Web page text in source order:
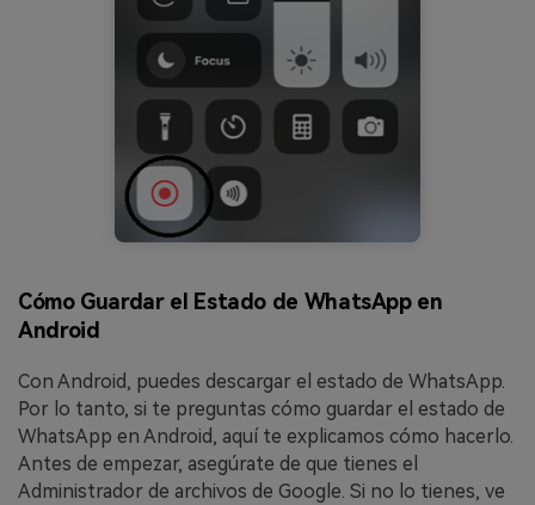
Cómo Guardar el Estado de WhatsApp en
Android
Con Android, puedes descargar el estado de WhatsApp.
Por lo tanto, si te preguntas cómo guardar el estado de
WhatsApp en Android, aquí te explicamos cómo hacerlo.
Antes de empezar, asegúrate de que tienes el
Administrador de archivos de Google. Si no lo tienes, ve